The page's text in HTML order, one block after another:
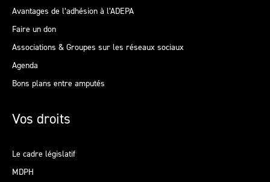
Avantages de l’adhésion à l’ADEPA
Faire un don
Associations & Groupes sur les réseaux sociaux
Agenda
Bons plans entre amputés
Vos droits
Le cadre législatif
MDPH